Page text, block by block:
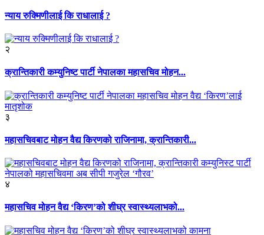
न्याय रुक्मिणीलाई कि राधालाई ?
२
क्रान्तिकारी कम्युनिष्ट पार्टी नेपालका महासचिव मोहन...
३
महासचिवबाट मोहन वैद्य किरणको राजिनामा, क्रान्तिकारी...
४
महासचिव मोहन वैद्य ‘किरण’को शीघ्र स्वास्थ्यलाभको...